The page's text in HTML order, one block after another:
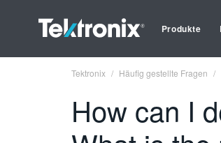
Produkte
Tektronix Häufig gestellte Fragen
How can I